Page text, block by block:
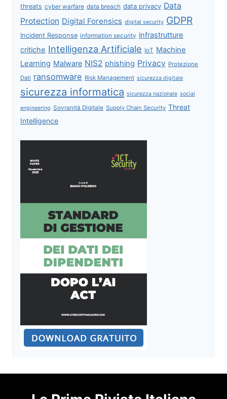
threats cyber warfare data breach data privacy Data
Protection Digital Forensics digital security GDPR
Incident Response information security infrastrutture
critiche Intelligenza Artificiale IoT Machine
Learning Malware NIS2 phishing Privacy Protezione
Dati ransomware Risk Management sicurezza digitale
sicurezza informatica sicurezza nazionale social
engineering Sovranità Digitale Supply Chain Security Threat
Intelligence